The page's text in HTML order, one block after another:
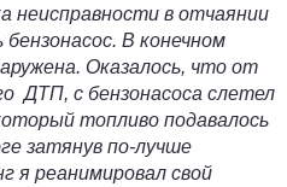
неисправности в отчаянии
В конечном
Оказалось, что от
ДТП, с бензонасоса слетел
топливо подавалось
затянув по-лучше
я реанимировал свой